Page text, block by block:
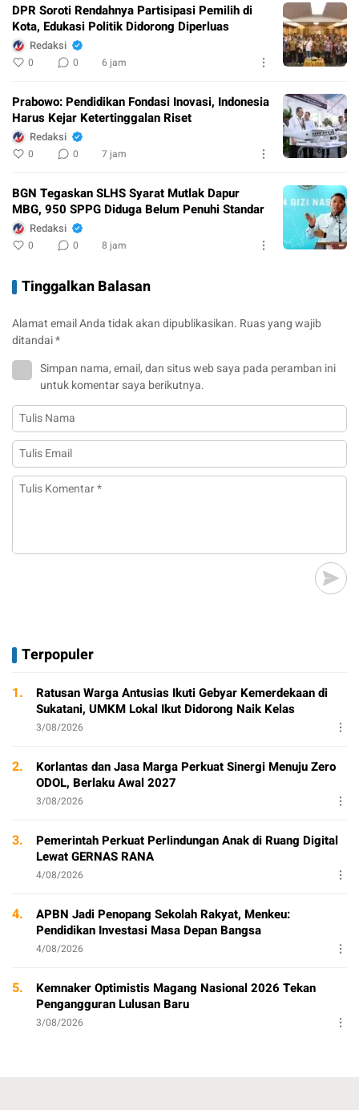
DPR Soroti Rendahnya Partisipasi Pemilih di
Kota, Edukasi Politik Didorong Diperluas
Redaksi
0 0 6 jam
Prabowo: Pendidikan Fondasi Inovasi, Indonesia
Harus Kejar Ketertinggalan Riset
Redaksi
0 0 7 jam
BGN Tegaskan SLHS Syarat Mutlak Dapur
MBG, 950 SPPG Diduga Belum Penuhi Standar
Redaksi
0 0 8 jam
Tinggalkan Balasan
Alamat email Anda tidak akan dipublikasikan. Ruas yang wajib
ditandai*
Simpan nama, email, dan situs web saya pada peramban ini
untuk komentar saya berikutnya.
Terpopuler
1.
Ratusan Warga Antusias Ikuti Gebyar Kemerdekaan di
Sukatani, UMKM Lokal Ikut Didorong Naik Kelas
3/08/2026
2.
Korlantas dan Jasa Marga Perkuat Sinergi Menuju Zero
ODOL, Berlaku Awal 2027
3/08/2026
3.
Pemerintah Perkuat Perlindungan Anak di Ruang Digital
Lewat GERNAS RANA
4/08/2026
4.
APBN Jadi Penopang Sekolah Rakyat, Menkeu:
Pendidikan Investasi Masa Depan Bangsa
4/08/2026
5.
Kemnaker Optimistis Magang Nasional 2026 Tekan
Pengangguran Lulusan Baru
3/08/2026